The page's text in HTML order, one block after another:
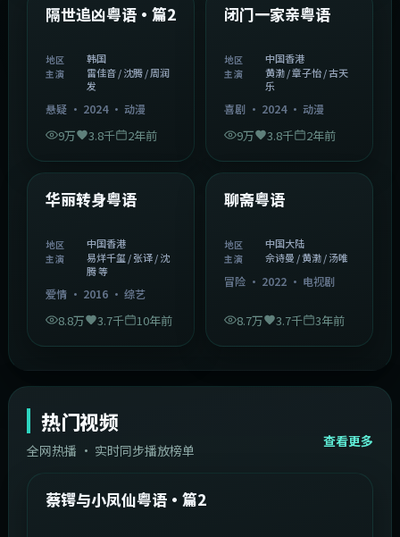
精选
隔世追凶粤语·篇2
地区 韩国
主演
雷佳音 / 沈腾 / 周润
发
悬疑· 2024· 动漫
9万 3.8千 2年前
精选
闭门一家亲粤语
地区 中国香港
主演
黄渤 / 章子怡 / 古天
乐
喜剧· 2024· 动漫
9万 3.8千 2年前
精选
华丽转身粤语
地区 中国香港
主演
易烊千玺 / 张译 / 沈
腾 等
爱情· 2016· 综艺
8.8万 3.7千 10年前
精选
聊斋粤语
地区 中国大陆
主演 佘诗曼 / 黄渤 / 汤唯
冒险· 2022· 电视剧
8.7万 3.7千 3年前
热门视频
全网热播 · 实时同步播放榜单
查看更多
热门
韩国 44:14
蔡锷与小凤仙粤语·篇2